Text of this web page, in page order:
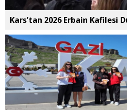
Kars'tan 2026 Erbain Kafilesi